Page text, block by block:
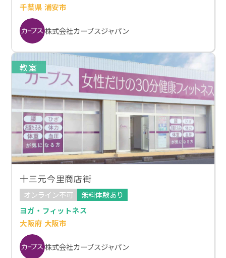
千葉県 浦安市
株式会社カーブスジャパン
教室
十三元今里商店街
オンライン不可
無料体験あり
ヨガ・フィットネス
大阪府 大阪市
株式会社カーブスジャパン